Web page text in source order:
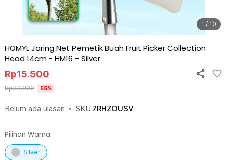
1 / 10
HOMYL Jaring Net Pemetik Buah Fruit Picker Collection
Head 14cm - HM16 - Silver
Belum ada ulasan • SKU 7RHZOUSV
Rp15.500
Rp33.900 55%
Pilihan Warna:
Silver